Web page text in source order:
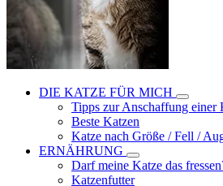
DIE KATZE FÜR MICH
Tipps zur Anschaffung einer
Beste Katzen
Katze nach Größe / Fell /
ERNÄHRUNG
Darf meine Katze das
Katzenfutter